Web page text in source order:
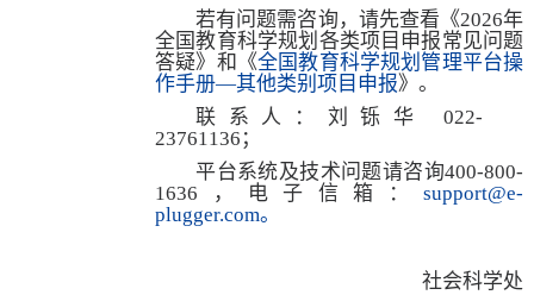
若有问题需咨询，请先查看《2026年
全国教育科学规划各类项目申报常见问题
答疑》和《全国教育科学规划管理平台操
作手册—其他类别项目申报》。
联系人：刘铄华
022-
23761136；
平台系统及技术问题请咨询400-800-
1636 ，电子信箱：support@e-
plugger.com。
社会科学处